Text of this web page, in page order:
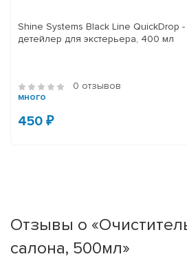
Shine Systems Black Line QuickDrop
детейлер для экстерьера, 400 мл
0 отзывов
много
450 ₽
Отзывы о
салона, 500мл»